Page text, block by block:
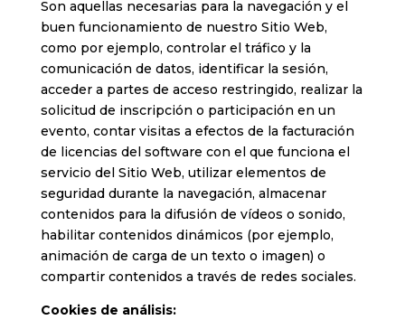
Son aquellas necesarias para la navegación y el
buen funcionamiento de nuestro Sitio Web,
como por ejemplo, controlar el tráfico y la
comunicación de datos, identificar la sesión,
acceder a partes de acceso restringido, realizar la
solicitud de inscripción o participación en un
evento, contar visitas a efectos de la facturación
de licencias del software con el que funciona el
servicio del Sitio Web, utilizar elementos de
seguridad durante la navegación, almacenar
contenidos para la difusión de vídeos o sonido,
habilitar contenidos dinámicos (por ejemplo,
animación de carga de un texto o imagen) o
compartir contenidos a través de redes sociales.
Cookies de análisis: